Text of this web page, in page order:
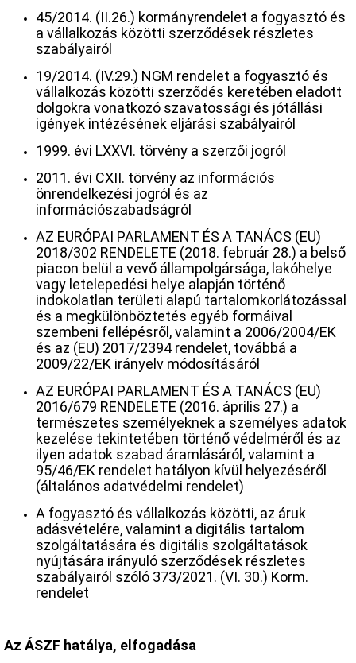
45/2014. (II.26.) kormányrendelet a fogyasztó és
a vállalkozás közötti szerződések részletes
szabályairól
19/2014. (IV.29.) NGM rendelet a fogyasztó és
vállalkozás közötti szerződés keretében eladott
dolgokra vonatkozó szavatossági és jótállási
igények intézésének eljárási szabályairól
1999. évi LXXVI. törvény a szerzői jogról
2011. évi CXII. törvény az információs
önrendelkezési jogról és az
információszabadságról
AZ EURÓPAI PARLAMENT ÉS A TANÁCS (EU)
2018/302 RENDELETE (2018. február 28.) a belső
piacon belül a vevő állampolgársága, lakóhelye
vagy letelepedési helye alapján történő
indokolatlan területi alapú tartalomkorlátozással
és a megkülönböztetés egyéb formáival
szembeni fellépésről, valamint a 2006/2004/EK
és az (EU) 2017/2394 rendelet, továbbá a
2009/22/EK irányelv módosításáról
AZ EURÓPAI PARLAMENT ÉS A TANÁCS (EU)
2016/679 RENDELETE (2016. április 27.) a
természetes személyeknek a személyes adatok
kezelése tekintetében történő védelméről és az
ilyen adatok szabad áramlásáról, valamint a
95/46/EK rendelet hatályon kívül helyezéséről
(általános adatvédelmi rendelet)
A fogyasztó és vállalkozás közötti, az áruk
adásvételére, valamint a digitális tartalom
szolgáltatására és digitális szolgáltatások
nyújtására irányuló szerződések részletes
szabályairól szóló 373/2021. (VI. 30.) Korm.
rendelet
Az ÁSZF hatálya, elfogadása